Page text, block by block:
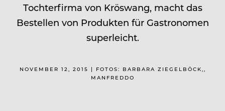
Tochterfirma von Kröswang, macht das
Bestellen von Produkten für Gastronomen
superleicht.
NOVEMBER 12, 2015 | FOTOS: BARBARA ZIEGELBÖCK,,
MANFREDDO